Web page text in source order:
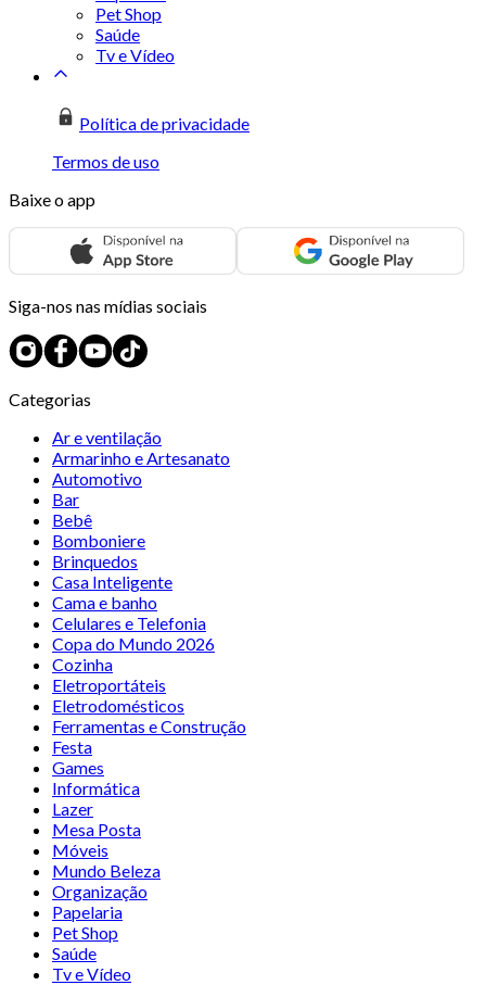
Pet Shop
Saúde
Tv e Vídeo
Política de privacidade
Termos de uso
Baixe o app
Siga-nos nas mídias sociais
Categorias
Ar e ventilação
Armarinho e Artesanato
Automotivo
Bar
Bebê
Bomboniere
Brinquedos
Casa Inteligente
Cama e banho
Celulares e Telefonia
Copa do Mundo 2026
Cozinha
Eletroportáteis
Eletrodomésticos
Ferramentas e Construção
Festa
Games
Informática
Lazer
Mesa Posta
Móveis
Mundo Beleza
Organização
Papelaria
Pet Shop
Saúde
Tv e Vídeo